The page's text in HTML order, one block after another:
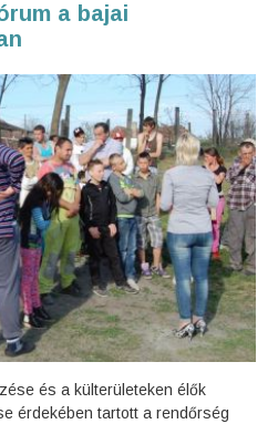
a bajai
és a külterületeken élők
érdekében tartott a rendőrség